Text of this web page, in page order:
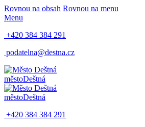
Rovnou na obsah Rovnou na menu
Menu
+420 384 384 291
podatelna@destna.cz
městoDeštná
městoDeštná
+420 384 384 291